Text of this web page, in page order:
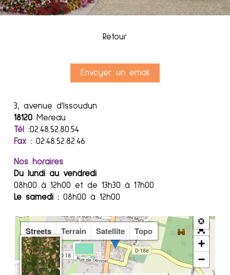
Retour
Envoyer un email
3, avenue d'Issoudun
18120Mereau
Tél :02.48.52.80.54
Fax : 02.48.52.82.46
Nos horaires
Du lundi au vendredi
08h00 à 12h00 et de 13h30 à 17h00
Le samedi : 08h00 à 12h00
Streets Terrain Satellite Topo
+
−